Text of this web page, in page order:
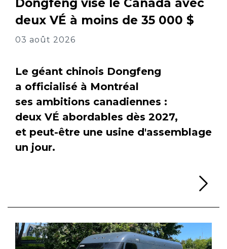
deux VÉ à moins de 35 000 $
03 août 2026
Le géant chinois Dongfeng
a officialisé à Montréal
ses ambitions canadiennes :
deux VÉ abordables dès 2027,
et peut-être une usine d'assemblage
un jour.